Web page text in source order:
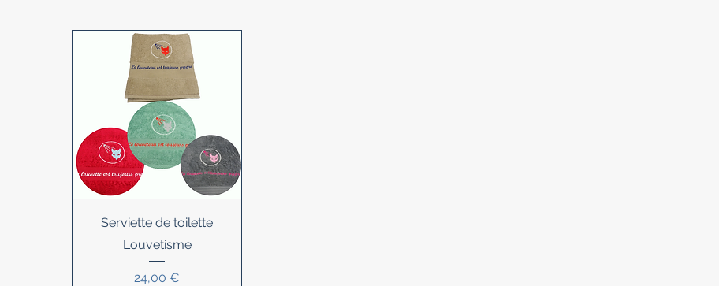
Aperçu rapide
Serviette de toilette
Louvetisme
Prix
24,00 €